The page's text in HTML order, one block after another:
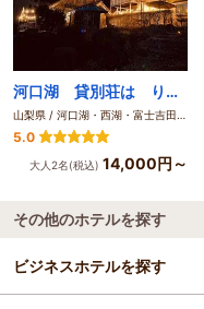
河口湖 貸別荘は り楽Ｓ
山梨県 / 河口湖・西湖・富士吉田・精進湖・本栖湖
5.0
大人2名(税込) 14,000円～
その他のホテルを探す
ビジネスホテルを探す